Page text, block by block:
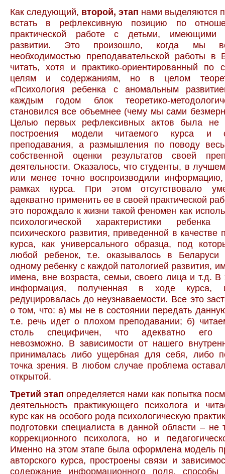
Как следующий, второй, этап нами выделяются
встать в рефлексивную позицию по
практической работе с детьми, имеющими
развитии. Это произошло, когда мы
необходимостью преподавательской работы
читать, хотя и практико-ориентированный по
целям и содержаниям, но в целом
«Психология ребенка с аномальным
каждым годом блок теоретико-
становился все объемнее (чему мы сами
Целью первых рефлексивных актов была не
построения модели читаемого курса и
преподавания, а размышления по поводу
собственной оценки результатов своей
деятельности. Оказалось, что студенты, в
или менее точно воспроизводили
рамках курса. При этом отсутствовало
адекватно применить ее в своей практической
это порождало к жизни такой феномен как
психологической характеристики
психического развития, приведенной в качестве
курса, как универсального образца, под
любой ребенок, т.е. оказывалось в
одному ребенку с каждой патологией развития,
имена, вне возраста, семьи, своего лица и т.д.
информация, полученная в ходе курса,
редуцировалась до неузнаваемости. Все это
о том, что: а) мы не в состоянии передать
т.е. речь идет о плохом преподавании; б)
столь специфичен, что адекватно его
невозможно. В зависимости от нашего
принималась либо ущербная для себя, либо
точка зрения. В любом случае проблема
открытой.
Третий этап определяется нами как попытка
деятельность практикующего психолога и
курс как на особого рода психологическую
подготовки специалиста в данной области – не
коррекционного психолога, но и
Именно на этом этапе была оформлена модель
авторского курса, простроены связи и
содержание информационного поля,